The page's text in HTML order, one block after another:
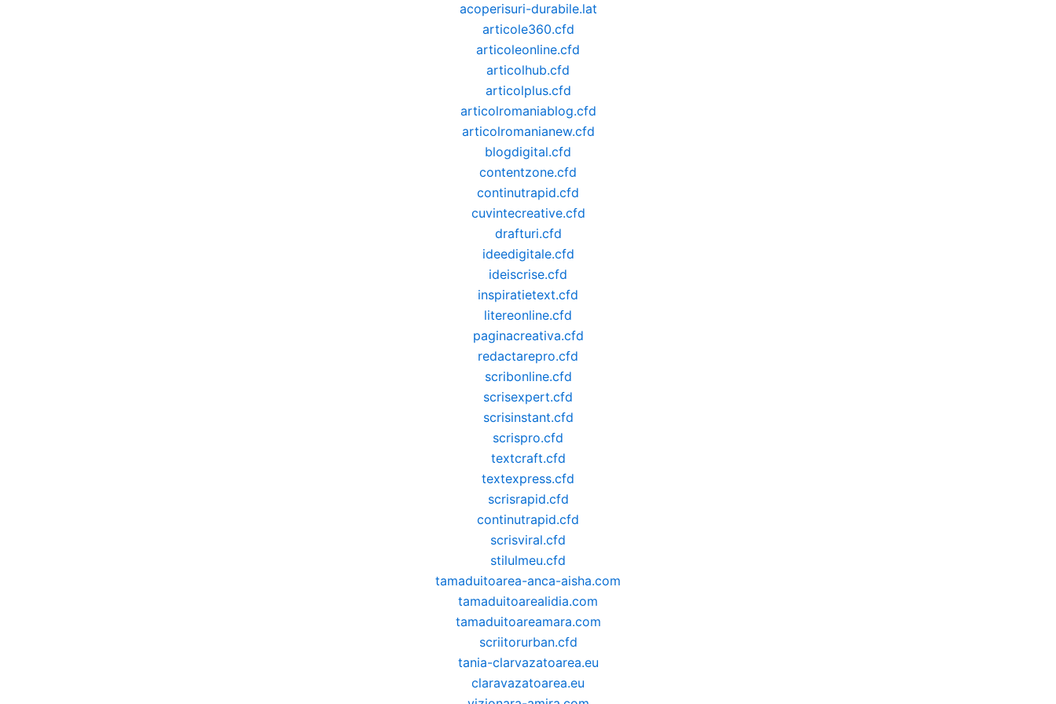
acoperisuri-durabile.lat
articole360.cfd
articoleonline.cfd
articolhub.cfd
articolplus.cfd
articolromaniablog.cfd
articolromanianew.cfd
blogdigital.cfd
contentzone.cfd
continutrapid.cfd
cuvintecreative.cfd
drafturi.cfd
ideedigitale.cfd
ideiscrise.cfd
inspiratietext.cfd
litereonline.cfd
paginacreativa.cfd
redactarepro.cfd
scribonline.cfd
scrisexpert.cfd
scrisinstant.cfd
scrispro.cfd
textcraft.cfd
textexpress.cfd
scrisrapid.cfd
continutrapid.cfd
scrisviral.cfd
stilulmeu.cfd
tamaduitoarea-anca-aisha.com
tamaduitoarealidia.com
tamaduitoareamara.com
scriitorurban.cfd
tania-clarvazatoarea.eu
claravazatoarea.eu